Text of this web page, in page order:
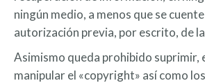
ningún medio, a menos que se
autorización previa, por escrito, de
Asimismo queda prohibido suprimir,
manipular el «copyright» así como